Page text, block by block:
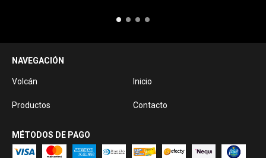
NAVEGACIÓN
Volcán Inicio
Productos Contacto
MÉTODOS DE PAGO